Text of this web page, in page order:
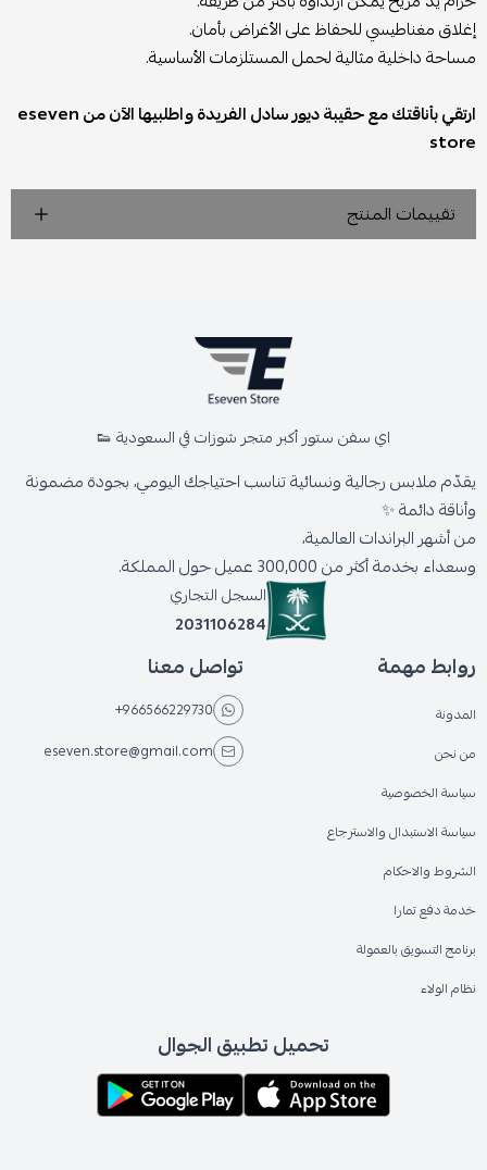
إغلاق مغناطيسي للحفاظ على الأغراض بأمان.
مساحة داخلية مثالية لحمل المستلزمات الأساسية.
ارتقي بأناقتك مع حقيبة ديور سادل الفريدة واطلبيها الآن من eseven
store
تقييمات المنتج
اي سفن ستور أكبر متجر شوزات في السعودية 👟
يقدّم ملابس رجالية ونسائية تناسب احتياجك اليومي، بجودة مضمونة
وأناقة دائمة ✨
من أشهر البراندات العالمية،
وسعداء بخدمة أكثر من 300,000 عميل حول المملكة.
السجل التجاري
2031106284
روابط مهمة
المدونة
من نحن
سياسة الخصوصية
سياسة الاستبدال والاسترجاع
الشروط والاحكام
خدمة دفع تمارا
برنامج التسويق بالعمولة
نظام الولاء
تواصل معنا
+966566229730
eseven.store@gmail.com
تحميل تطبيق الجوال